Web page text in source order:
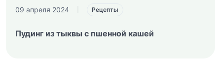
09 апреля 2024 Рецепты
Пудинг из тыквы с пшенной кашей